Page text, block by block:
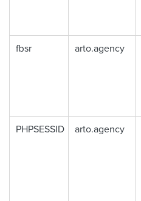
fbsr arto.agency
PHPSESSID arto.agency